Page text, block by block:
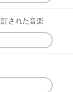
された音楽